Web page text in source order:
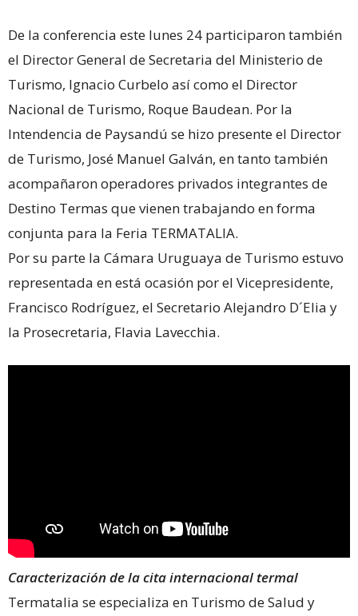
De la conferencia este lunes 24 participaron también
el Director General de Secretaria del Ministerio de
Turismo, Ignacio Curbelo así como el Director
Nacional de Turismo, Roque Baudean. Por la
Intendencia de Paysandú se hizo presente el Director
de Turismo, José Manuel Galván, en tanto también
acompañaron operadores privados integrantes de
Destino Termas que vienen trabajando en forma
conjunta para la Feria TERMATALIA.
Por su parte la Cámara Uruguaya de Turismo estuvo
representada en está ocasión por el Vicepresidente,
Francisco Rodríguez, el Secretario Alejandro D´Elia y
la Prosecretaria, Flavia Lavecchia.
Caracterización de la cita internacional termal
Termatalia se especializa en Turismo de Salud y